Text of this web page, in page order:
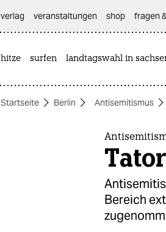
themen
verlag
veranstaltungen shop fragen
hitze surfen landtagswahl in
Startseite Berlin Antisemitismus
Bereich